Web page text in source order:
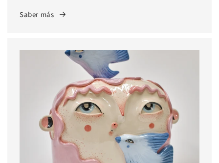
Saber más